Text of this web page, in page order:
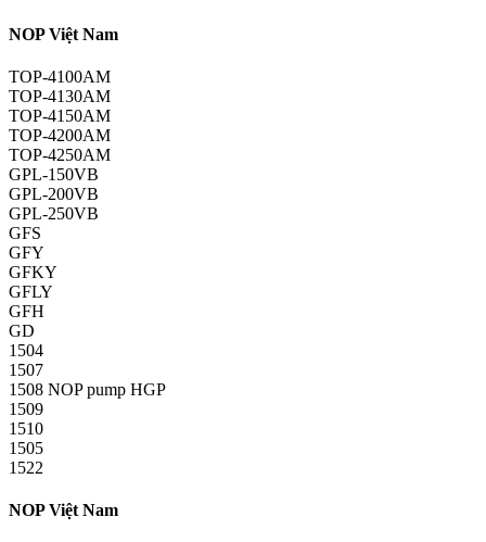
NOP Việt Nam
TOP-4100AM
TOP-4130AM
TOP-4150AM
TOP-4200AM
TOP-4250AM
GPL-150VB
GPL-200VB
GPL-250VB
GFS
GFY
GFKY
GFLY
GFH
GD
1504
1507
1508 NOP pump HGP
1509
1510
1505
1522
NOP Việt Nam